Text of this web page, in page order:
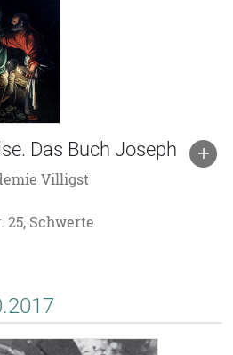
Das Buch Joseph
Villigst
Schwerte